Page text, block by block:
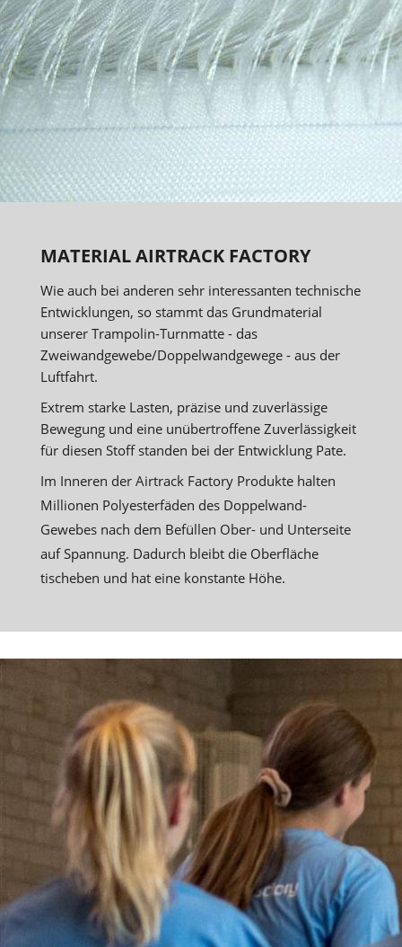
MATERIAL AIRTRACK FACTORY
Wie auch bei anderen sehr interessanten technische
Entwicklungen, so stammt das Grundmaterial
unserer Trampolin-Turnmatte - das
Zweiwandgewebe/Doppelwandgewege - aus der
Luftfahrt.
Extrem starke Lasten, präzise und zuverlässige
Bewegung und eine unübertroffene Zuverlässigkeit
für diesen Stoff standen bei der Entwicklung Pate.
Im Inneren der Airtrack Factory Produkte halten
Millionen Polyesterfäden des Doppelwand-
Gewebes nach dem Befüllen Ober- und Unterseite
auf Spannung. Dadurch bleibt die Oberfläche
tischeben und hat eine konstante Höhe.